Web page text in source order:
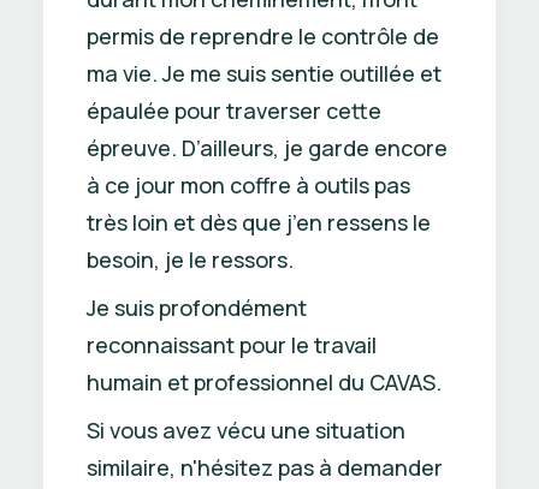
permis de reprendre le contrôle de
ma vie. Je me suis sentie outillée et
épaulée pour traverser cette
épreuve. D’ailleurs, je garde encore
à ce jour mon coffre à outils pas
très loin et dès que j’en ressens le
besoin, je le ressors.
Je suis profondément
reconnaissant pour le travail
humain et professionnel du CAVAS.
Si vous avez vécu une situation
similaire, n'hésitez pas à demander